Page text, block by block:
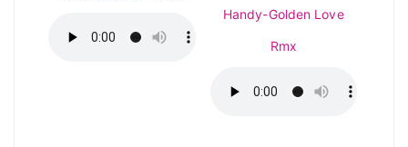
Handy-Golden Love
Rmx